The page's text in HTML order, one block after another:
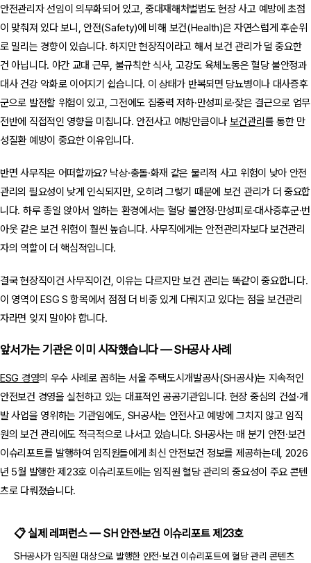
안전관리자 선임이 의무화되어 있고, 중대재해처벌법도 현장 사고 예방에 초점
이 맞춰져 있다 보니, 안전(Safety)에 비해 보건(Health)은 자연스럽게 후순위
로 밀리는 경향이 있습니다. 하지만 현장직이라고 해서 보건 관리가 덜 중요한
건 아닙니다. 야간 교대 근무, 불규칙한 식사, 고강도 육체노동은 혈당 불안정과
대사 건강 악화로 이어지기 쉽습니다. 이 상태가 반복되면 당뇨병이나 대사증후
군으로 발전할 위험이 있고, 그전에도 집중력 저하·만성피로·잦은 결근으로 업무
전반에 직접적인 영향을 미칩니다. 안전사고 예방만큼이나 보건관리 를 통한 만
성질환 예방이 중요한 이유입니다.
반면 사무직은 어떠할까요? 낙상·충돌·화재 같은 물리적 사고 위험이 낮아 안전
관리의 필요성이 낮게 인식되지만, 오히려 그렇기 때문에 보건 관리가 더 중요합
니다. 하루 종일 앉아서 일하는 환경에서는 혈당 불안정·만성피로·대사증후군·번
아웃 같은 보건 위험이 훨씬 높습니다. 사무직에게는 안전관리자보다 보건관리
자의 역할이 더 핵심적입니다.
결국 현장직이건 사무직이건, 이유는 다르지만 보건 관리는 똑같이 중요합니다.
이 영역이 ESG S 항목에서 점점 더 비중 있게 다뤄지고 있다는 점을 보건관리
자라면 잊지 말아야 합니다.
앞서가는 기관은 이미 시작했습니다 — SH공사 사례
ESG 경영의 우수 사례로 꼽히는 서울 주택도시개발공사(SH공사)는 지속적인
안전보건 경영을 실천하고 있는 대표적인 공공기관입니다. 현장 중심의 건설·개
발 사업을 영위하는 기관임에도, SH공사는 안전사고 예방에 그치지 않고 임직
원의 보건 관리에도 적극적으로 나서고 있습니다. SH공사는 매 분기 안전·보건
이슈리포트를 발행하여 임직원들에게 최신 안전보건 정보를 제공하는데, 2026
년 5월 발행한 제23호 이슈리포트에는 임직원 혈당 관리의 중요성이 주요 콘텐
츠로 다뤄졌습니다.
📋 실제 레퍼런스 — SH 안전·보건 이슈리포트 제23호
SH공사가 임직원 대상으로 발행한 안전·보건 이슈리포트에 혈당 관리 콘텐츠